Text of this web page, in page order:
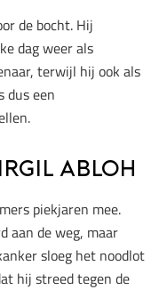
de bocht. Hij
dag weer als
terwijl hij ook als
dus een
Abloh
piekjaren mee.
aan de weg, maar
sloeg het noodlot
hij streed tegen de